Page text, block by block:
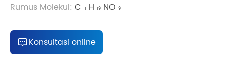
Rumus Molekul: C 11 H 19 NO 9
Konsultasi online